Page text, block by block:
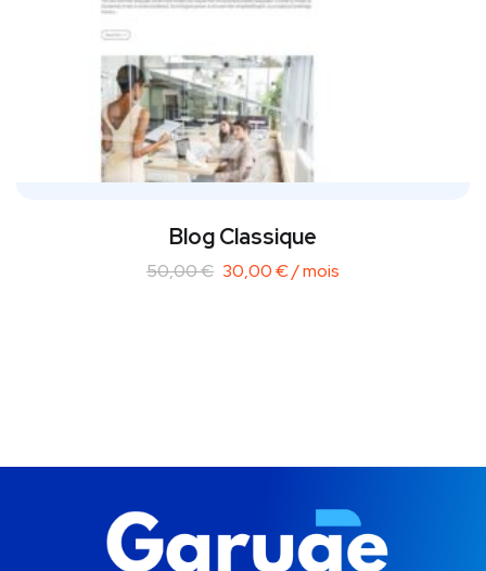
Blog Classique
50,00€ 30,00€/ mois